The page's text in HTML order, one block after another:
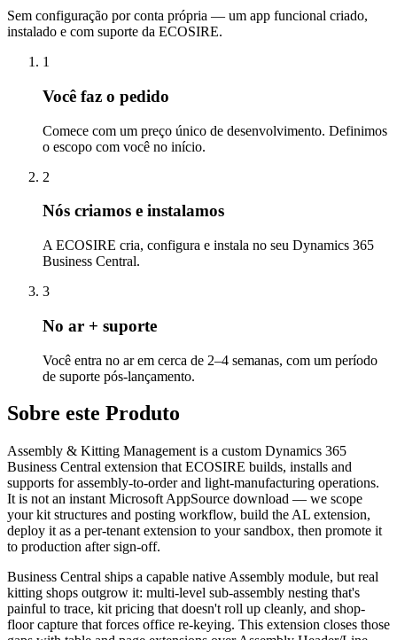
Sem configuração por conta própria — um app funcional criado,
instalado e com suporte da ECOSIRE.
1
Você faz o pedido
Comece com um preço único de desenvolvimento. Definimos
o escopo com você no início.
2
Nós criamos e instalamos
A ECOSIRE cria, configura e instala no seu Dynamics 365
Business Central.
3
No ar + suporte
Você entra no ar em cerca de 2–4 semanas, com um período
de suporte pós-lançamento.
Sobre este Produto
Assembly & Kitting Management is a custom Dynamics 365
Business Central extension that ECOSIRE builds, installs and
supports for assembly-to-order and light-manufacturing operations.
It is not an instant Microsoft AppSource download — we scope
your kit structures and posting workflow, build the AL extension,
deploy it as a per-tenant extension to your sandbox, then promote it
to production after sign-off.
Business Central ships a capable native Assembly module, but real
kitting shops outgrow it: multi-level sub-assembly nesting that's
painful to trace, kit pricing that doesn't roll up cleanly, and shop-
floor capture that forces office re-keying. This extension closes those